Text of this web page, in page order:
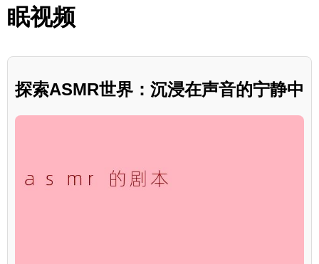
眠视频
探索ASMR世界：沉浸在声音的宁静中